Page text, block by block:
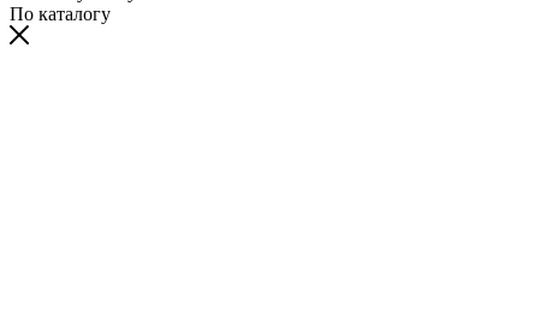
По каталогу